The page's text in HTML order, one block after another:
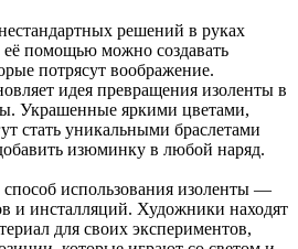
решений в руках
её помощью можно создавать
потрясут воображение.
идея превращения изоленты в
Украшенные яркими цветами,
стать уникальными браслетами
изюминку в любой наряд.
использования изоленты —
и инсталляций. Художники находят
для своих экспериментов,